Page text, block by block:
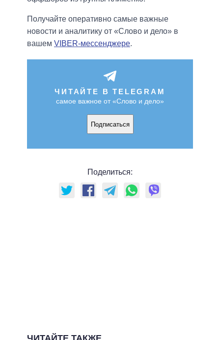
Получайте оперативно самые важные
новости и аналитику от «Слово и дело» в
вашем VIBER-мессенджере.
ЧИТАЙТЕ В TELEGRAM
самое важное от «Слово и дело»
Подписаться
Поделиться: